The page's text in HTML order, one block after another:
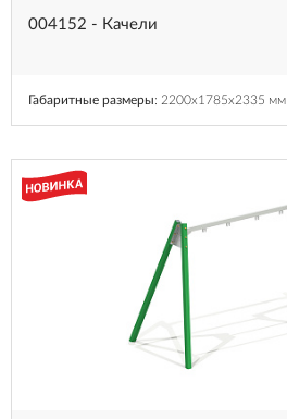
004152 - Качели
Габаритные размеры: 2200x1785x2335 мм